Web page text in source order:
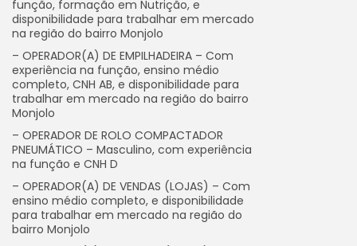
função, formação em Nutrição, e
disponibilidade para trabalhar em mercado
na região do bairro Monjolo
– OPERADOR(A) DE EMPILHADEIRA – Com
experiência na função, ensino médio
completo, CNH AB, e disponibilidade para
trabalhar em mercado na região do bairro
Monjolo
– OPERADOR DE ROLO COMPACTADOR
PNEUMÁTICO – Masculino, com experiência
na função e CNH D
– OPERADOR(A) DE VENDAS (LOJAS) – Com
ensino médio completo, e disponibilidade
para trabalhar em mercado na região do
bairro Monjolo